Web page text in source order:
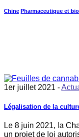
Chine Pharmaceutique et
1er juillet 2021 -
Légalisation de la
Le 8 juin 2021, la
un projet de loi